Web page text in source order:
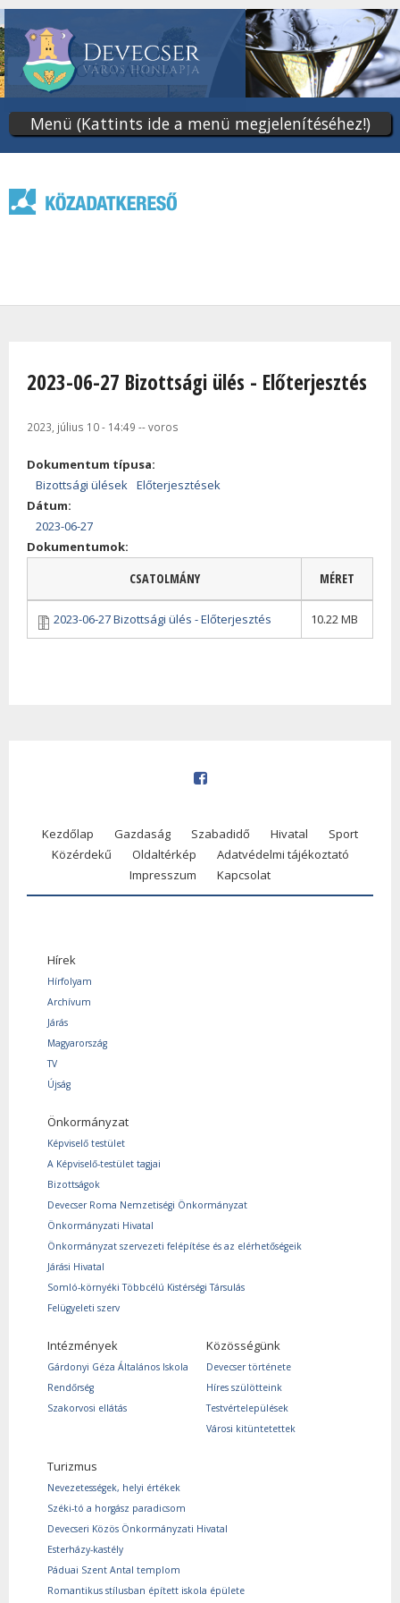
tartalomra
Menü (Kattints ide a menü megjelenítéséhez!)
2023-06-27 Bizottsági ülés - Előterjesztés
2023, július 10 - 14:49 --voros
Dokumentum típusa:
Bizottsági ülések
Előterjesztések
Dátum:
2023-06-27
Dokumentumok:
CSATOLMÁNY MÉRET
2023-06-27 Bizottsági ülés - Előterjesztés 10.22 MB
Kezdőlap Gazdaság Szabadidő Hivatal
Sport
Közérdekű
Oldaltérkép
Adatvédelmi tájékoztató
Impresszum
Kapcsolat
Hírek
Hírfolyam
Archívum
Járás
Magyarország
TV
Újság
Önkormányzat
Képviselő testület
A Képviselő-testület tagjai
Bizottságok
Devecser Roma Nemzetiségi Önkormányzat
Önkormányzati Hivatal
Önkormányzat szervezeti felépítése és az elérhetőségeik
Járási Hivatal
Somló-környéki Többcélú Kistérségi Társulás
Felügyeleti szerv
Intézmények
Gárdonyi Géza Általános Iskola
Rendőrség
Szakorvosi ellátás
Közösségünk
Devecser története
Híres szülötteink
Testvértelepülések
Városi kitüntetettek
Turizmus
Nevezetességek, helyi értékek
Széki-tó a horgász paradicsom
Devecseri Közös Önkormányzati Hivatal
Esterházy-kastély
Páduai Szent Antal templom
Romantikus stílusban épített iskola épülete